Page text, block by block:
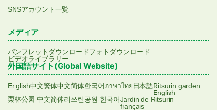
SNSアカウント一覧
メディア
パンフレットダウンロードフォトダウンロード
ビデオライブラリー
外国語サイト(Global Website)
English中文繁体中文简体한국어ภาษาไทย日本語Ritsurin garden
English
栗林公园 中文简体리쓰린공원 한국어Jardin de Ritsurin
français